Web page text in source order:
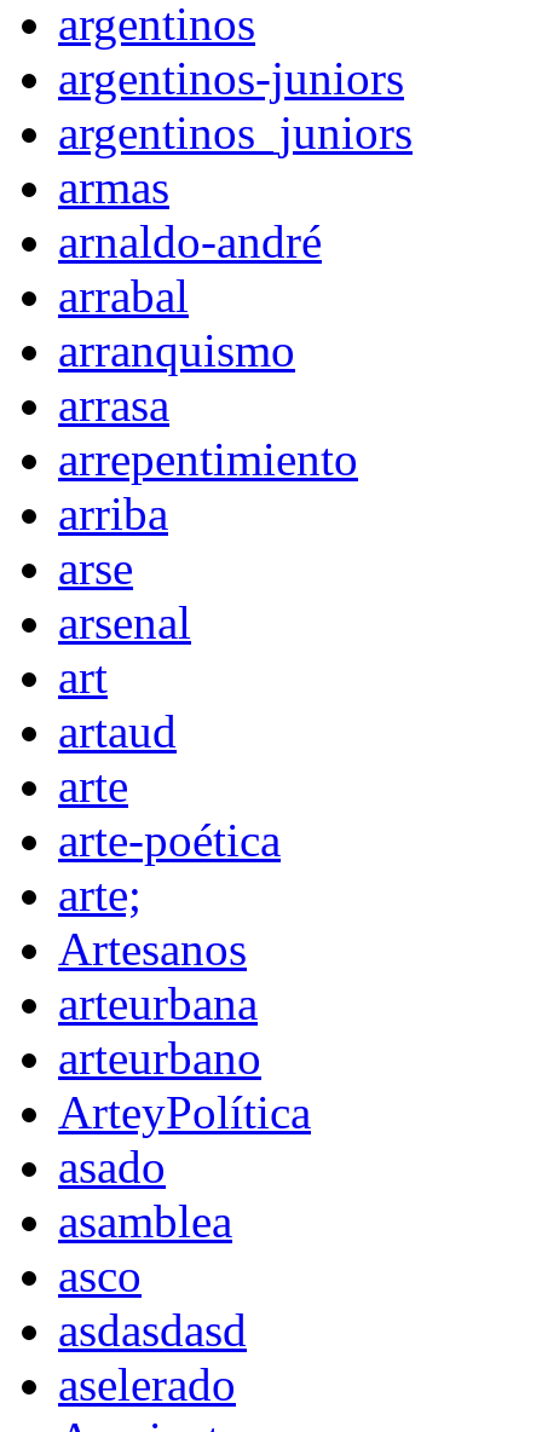
argentinos
argentinos-juniors
argentinos_juniors
armas
arnaldo-andré
arrabal
arranquismo
arrasa
arrepentimiento
arriba
arse
arsenal
art
artaud
arte
arte-poética
arte;
Artesanos
arteurbana
arteurbano
ArteyPolítica
asado
asamblea
asco
asdasdasd
aselerado